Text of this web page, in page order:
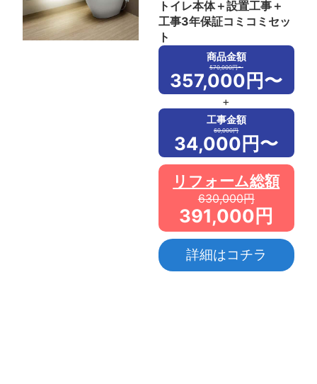
トイレ本体＋設置工事＋
工事3年保証コミコミセッ
ト
商品金額
570,000円〜
357,000円〜
+
工事金額
60,000円
34,000円〜
リフォーム総額
630,000円
391,000円
詳細はコチラ